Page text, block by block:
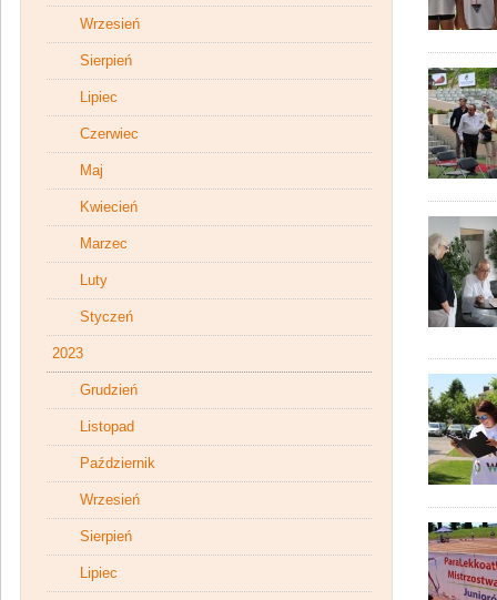
Wrzesień
Sierpień
Lipiec
Czerwiec
Maj
Kwiecień
Marzec
Luty
Styczeń
2023
Grudzień
Listopad
Październik
Wrzesień
Sierpień
Lipiec